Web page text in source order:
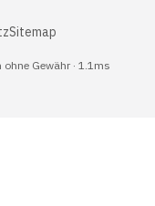
Sitemap
Gewähr · 1.1ms